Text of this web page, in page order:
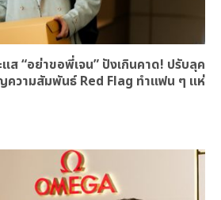
ส “อย่าขอพี่เจน” ปังเกินคาด! ปรับลุค
ญความสัมพันธ์ Red Flag ทำแฟน ๆ แห่